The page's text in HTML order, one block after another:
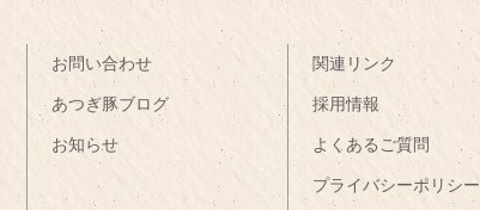
お問い合わせ
あつぎ豚ブログ
お知らせ
関連リンク
採用情報
よくあるご質問
プライバシーポリシー